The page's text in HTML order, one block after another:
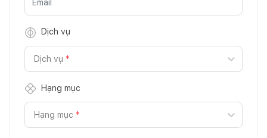
Dịch vụ
Dịch vụ *
Hạng mục
Hạng mục *